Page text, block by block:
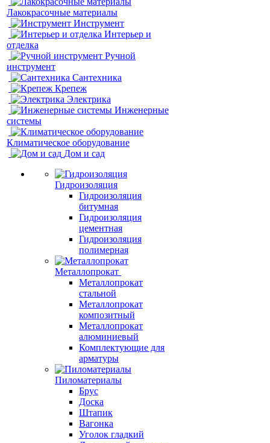
Лакокрасочные материалы
Инструмент
Интерьер и
отделка
Ручной
инструмент
Сантехника
Крепеж
Электрика
Инженерные
системы
Климатическое оборудование
Дом и сад
Гидроизоляция
Гидроизоляция
битумная
Гидроизоляция
цементная
Гидроизоляция
полимерная
Металлопрокат
Металлопрокат
стальной
Металлопрокат
композитный
Металлопрокат
алюминиевый
Комплектующие для
арматуры
Пиломатериалы
Брус
Доска
Штапик
Вагонка
Уголок гладкий